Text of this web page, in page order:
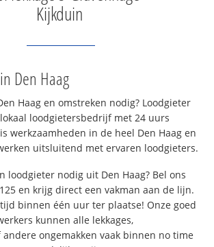
Kijkduin
in Den Haag
Haag en omstreken nodig? Loodgieter
loodgietersbedrijf met 24 uurs
werkzaamheden in de heel Den Haag en
uitsluitend met ervaren loodgieters.
loodgieter nodig uit Den Haag? Bel ons
en krijg direct een vakman aan de lijn.
binnen één uur ter plaatse! Onze goed
kunnen alle lekkages,
ongemakken vaak binnen no time